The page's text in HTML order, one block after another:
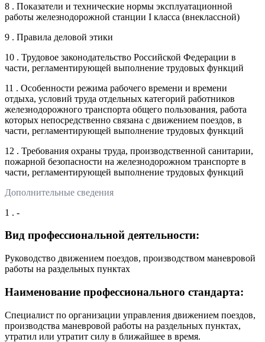
8 . Показатели и технические нормы эксплуатационной
работы железнодорожной станции I класса (внеклассной)
9 . Правила деловой этики
10 . Трудовое законодательство Российской Федерации в
части, регламентирующей выполнение трудовых функций
11 . Особенности режима рабочего времени и времени
отдыха, условий труда отдельных категорий работников
железнодорожного транспорта общего пользования, работа
которых непосредственно связана с движением поездов, в
части, регламентирующей выполнение трудовых функций
12 . Требования охраны труда, производственной санитарии,
пожарной безопасности на железнодорожном транспорте в
части, регламентирующей выполнение трудовых функций
Дополнительные сведения
1 . -
Вид профессиональной деятельности:
Руководство движением поездов, производством маневровой
работы на раздельных пунктах
Наименование профессионального стандарта:
Специалист по организации управления движением поездов,
производства маневровой работы на раздельных пунктах,
утратил или утратит силу в ближайшее в время.